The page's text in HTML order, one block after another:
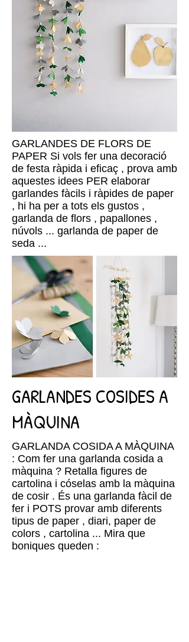
GARLANDES DE FLORS DE
PAPER Si vols fer una decoració
de festa ràpida i eficaç , prova amb
aquestes idees PER elaborar
garlandes fàcils i ràpides de paper
, hi ha per a tots els gustos ,
garlanda de flors , papallones ,
núvols ... garlanda de paper de
seda ...
GARLANDES COSIDES A
MÀQUINA
GARLANDA COSIDA A MÀQUINA
: Com fer una garlanda cosida a
màquina ? Retalla figures de
cartolina i cóselas amb la màquina
de cosir . És una garlanda fàcil de
fer i POTS provar amb diferents
tipus de paper , diari, paper de
colors , cartolina ... Mira que
boniques queden :